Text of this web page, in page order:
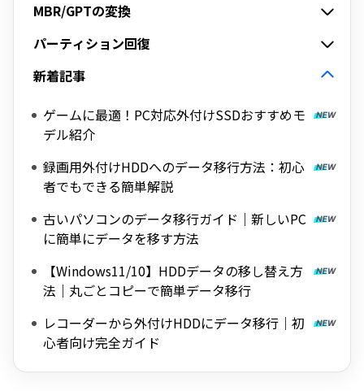
MBR/GPTの変換
パーティション回復
新着記事
ゲームに最適！PC対応外付けSSDおすすめモ
デル紹介
録画用外付けHDDへのデータ移行方法：初心
者でもできる簡単解説
古いパソコンのデータ移行ガイド｜新しいPC
に簡単にデータを移す方法
【Windows11/10】HDDデータの移し替え方
法｜丸ごとコピーで簡単データ移行
レコーダーから外付けHDDにデータ移行｜初
心者向け完全ガイド